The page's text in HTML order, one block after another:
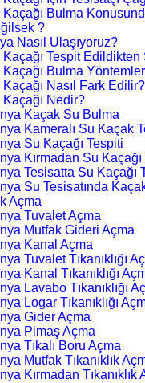
Kaçağı Bulma
?
Nasıl Ulaşıyoruz?
Kaçağı Tespit
Kaçağı Bulma
Kaçağı Nasıl Fark Edilir?
Kaçağı Nedir?
Kaçak Su Bulma
Kameralı Su Kaçak
Su Kaçağı Tespiti
Kırmadan Su
Tesisatta Su Kaçağı
Su Tesisatında
Açma
Tuvalet Açma
Mutfak Gideri Açma
Kanal Açma
Tuvalet Tıkanıklığı
Kanal Tıkanıklığı
Lavabo Tıkanıklığı
Logar Tıkanıklığı
Gider Açma
Pimaş Açma
Tıkalı Boru Açma
Mutfak Tıkanıklık
Kırmadan Tıkanıklık